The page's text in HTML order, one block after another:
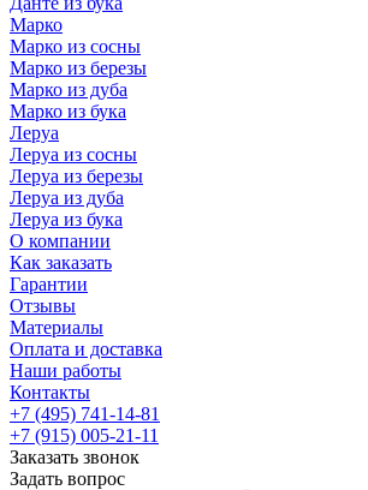
Марко
Марко из сосны
Марко из березы
Марко из дуба
Марко из бука
Леруа
Леруа из сосны
Леруа из березы
Леруа из дуба
Леруа из бука
О компании
Как заказать
Гарантии
Отзывы
Материалы
Оплата и доставка
Наши работы
Контакты
+7 (495) 741-14-81
+7 (915) 005-21-11
Заказать звонок
Задать вопрос